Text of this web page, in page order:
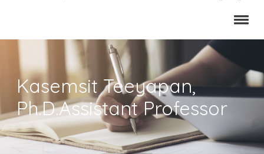
Kasemsit Teeyapan,
Ph.D.Assistant Professor